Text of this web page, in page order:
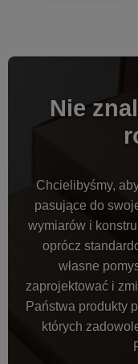
Nie
Chcielibyśmy,
pasujące do
wymiarów i
oprócz
własne
zaprojektować i
Państwa produkty
których